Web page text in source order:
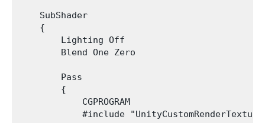
    SubShader
    {
        Lighting Off
        Blend One Zero
        Pass
        {
            CGPROGRAM
#include